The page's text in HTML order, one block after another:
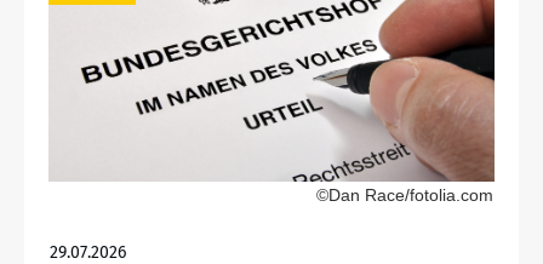
©Dan Race/fotolia.com
29.07.2026